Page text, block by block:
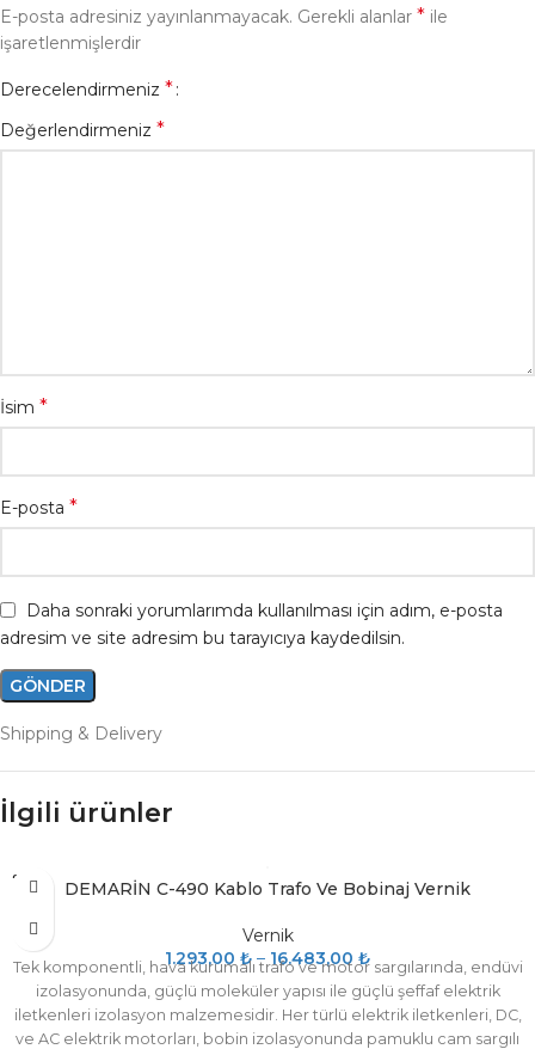
E-posta adresiniz yayınlanmayacak. Gerekli alanlar * ile
işaretlenmişlerdir
Derecelendirmeniz *
Değerlendirmeniz *
İsim *
E-posta *
Daha sonraki yorumlarımda kullanılması için adım, e-posta
adresim ve site adresim bu tarayıcıya kaydedilsin.
Shipping & Delivery
İlgili ürünler
SOLD
OUT
DEMARİN C-490 Kablo Trafo Ve Bobinaj Vernik
Vernik
1.293,00 ₺ – 16.483,00 ₺
Tek komponentli, hava kurumalı trafo ve motor sargılarında, endüvi
izolasyonunda, güçlü moleküler yapısı ile güçlü şeffaf elektrik
iletkenleri izolasyon malzemesidir. Her türlü elektrik iletkenleri, DC,
ve AC elektrik motorları, bobin izolasyonunda pamuklu cam sargılı